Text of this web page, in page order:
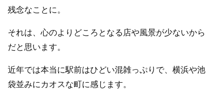
残念なことに。
それは、心のよりどころとなる店や風景が少ないから
だと思います。
近年では本当に駅前はひどい混雑っぷりで、横浜や池
袋並みにカオスな町に感じます。